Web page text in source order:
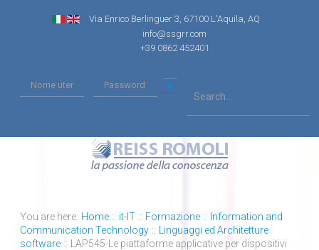
Via Enrico Berlinguer 3, 67100 L'Aquila, AQ
info@ssgrr.com
+39 0862 452401
You are here: Home :: it-IT :: Formazione :: Information and
Communication Technology ::
Linguaggi ed Architetture
software ::
LAP545-Le piattaforme applicative per dispositivi